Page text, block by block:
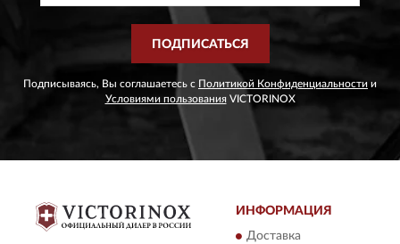
ПОДПИСАТЬСЯ
Подписываясь, Вы соглашаетесь с Политикой Конфиденциальности и
Условиями пользованияVICTORINOX
ИНФОРМАЦИЯ
Доставка